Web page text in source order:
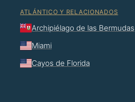
ATLÁNTICO Y RELACIONADOS
Archipiélago de las Bermudas
Miami
Cayos de Florida